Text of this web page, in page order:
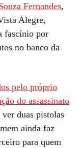
Fernandes,
Alegre,
fascínio por
no banco da
pelo próprio
do assassinato
duas pistolas
ainda faz
para quem